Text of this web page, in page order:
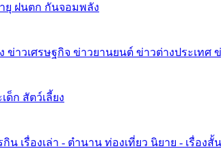
ยุ ฝนตก กันจอมพลัง
ข่าวเศรษฐกิจ ข่าวยานยนต์ ข่าวต่างประเทศ
ด็ก สัตว์เลี้ยง
กิน เรื่องเล่า - ตำนาน ท่องเที่ยว นิยาย - เรื่องสั้น